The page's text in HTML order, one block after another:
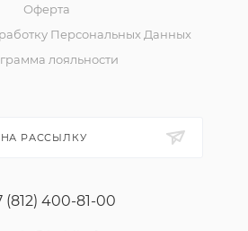
Оферта
Персональных Данных
лояльности
РАССЫЛКУ
(812) 400-81-00